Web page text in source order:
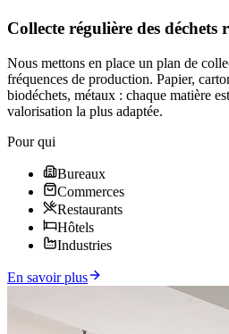
Collecte régulière des déchets
Nous mettons en place un plan de
fréquences de production. Papier,
biodéchets, métaux : chaque matière
valorisation la plus adaptée.
Pour qui
Bureaux
Commerces
Restaurants
Hôtels
Industries
En savoir plus